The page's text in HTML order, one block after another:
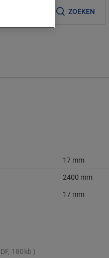
ZOEKEN
17 mm
2400 mm
17 mm
180kb